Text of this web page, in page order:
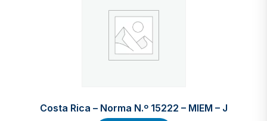
Costa Rica – Norma N.º 15222 – MIEM – J